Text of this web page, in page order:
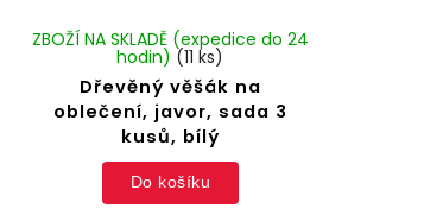
Dřevěný věšák na
oblečení, javor, sada 3
kusů, bílý
ZBOŽÍ NA SKLADĚ (expedice do 24
hodin) (11 ks)
Do košíku